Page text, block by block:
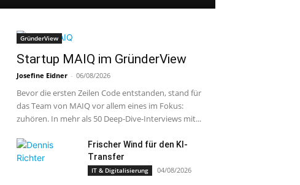
GründerView
Startup MAIQ im GründerView
Josefine Eidner - 06/08/2026
Bevor die ersten Zeilen Code entstanden, stand für
das Team von MAIQ vor allem eines im Fokus:
zuhören. In mehr als 50 Deep-Dive-Interviews mit...
Frischer Wind für den KI-
Transfer
IT & Digitalisierung 04/08/2026